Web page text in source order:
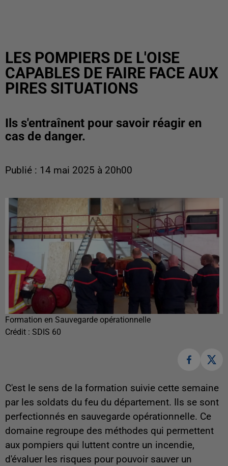
LES POMPIERS DE L'OISE
CAPABLES DE FAIRE FACE AUX
PIRES SITUATIONS
Ils s'entraînent pour savoir réagir en
cas de danger.
Publié : 14 mai 2025 à 20h00
Formation en Sauvegarde opérationnelle
Crédit : SDIS 60
C'est le sens de la formation suivie cette semaine
par les soldats du feu du département. Ils se sont
perfectionnés en sauvegarde opérationnelle. Ce
domaine regroupe des méthodes qui permettent
aux pompiers qui luttent contre un incendie,
d'évaluer les risques pour pouvoir sauver un